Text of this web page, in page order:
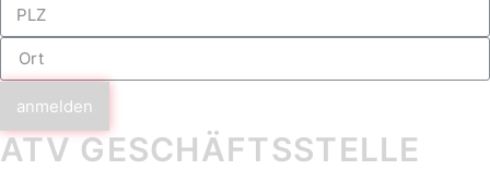
anmelden
ATV GESCHÄFTS­STELLE